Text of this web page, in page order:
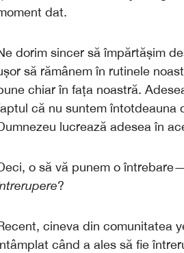
dat.
dorim sincer să împărtășim
să rămânem în rutinele
chiar în fața noastră.
că nu suntem întotdeauna
lucrează adesea în
o să vă punem o întrebare—
?
cineva din comunitatea
când a ales să fie